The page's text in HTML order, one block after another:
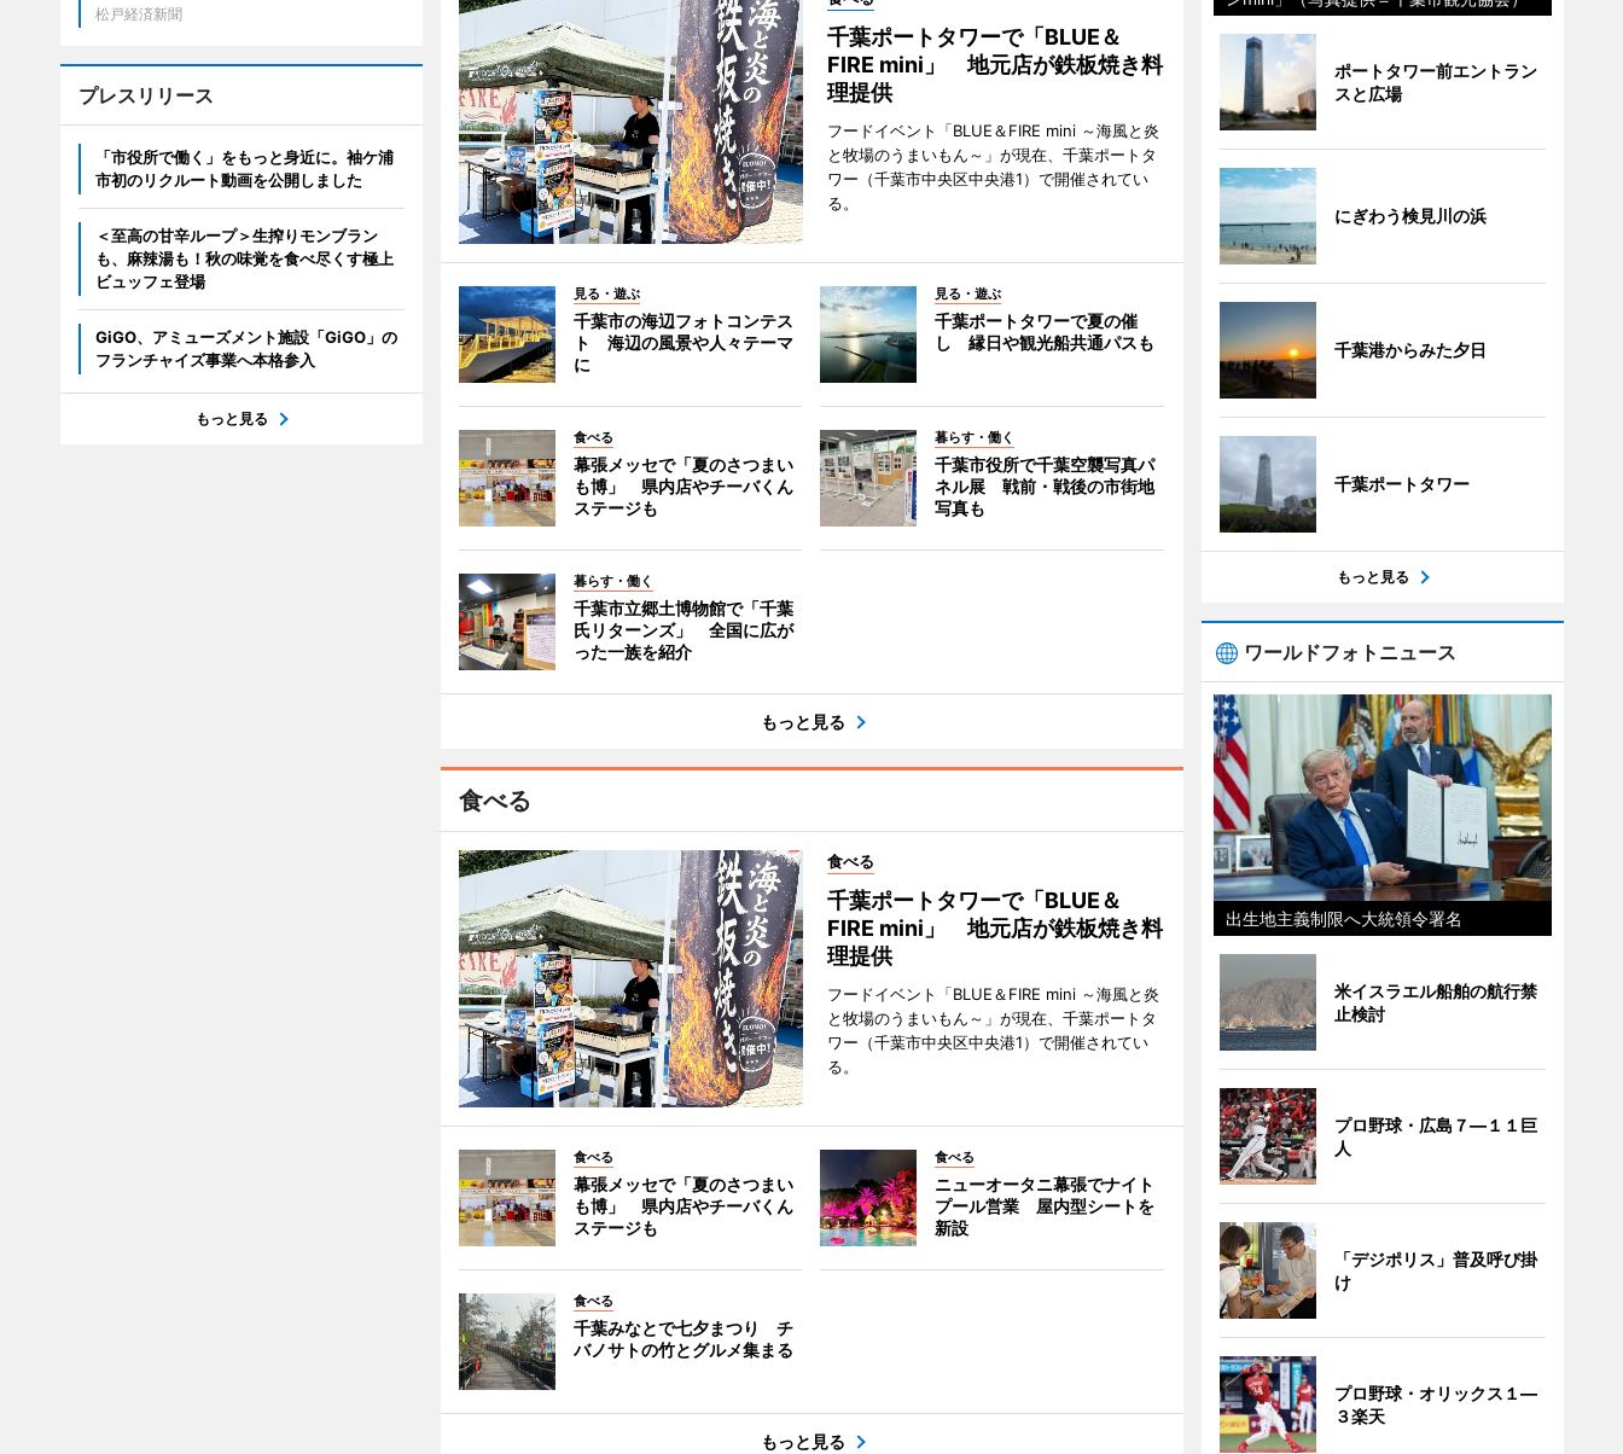
千葉ポートタワーで「BLUE＆
FIRE mini」 地元店が鉄板焼き料
理提供
フードイベント「BLUE＆FIRE mini ～海風と炎
と牧場のうまいもん～」が現在、千葉ポートタ
ワー（千葉市中央区中央港1）で開催されてい
る。
見る・遊ぶ
千葉市の海辺フォトコンテス
ト 海辺の風景や人々テーマ
に
見る・遊ぶ
千葉ポートタワーで夏の催
し 縁日や観光船共通パスも
食べる
幕張メッセで「夏のさつまい
も博」 県内店やチーバくん
ステージも
暮らす・働く
千葉市役所で千葉空襲写真パ
ネル展 戦前・戦後の市街地
写真も
暮らす・働く
千葉市立郷土博物館で「千葉
氏リターンズ」 全国に広が
った一族を紹介
もっと見る
食べる
食べる
千葉ポートタワーで「BLUE＆
FIRE mini」 地元店が鉄板焼き料
理提供
フードイベント「BLUE＆FIRE mini ～海風と炎
と牧場のうまいもん～」が現在、千葉ポートタ
ワー（千葉市中央区中央港1）で開催されてい
る。
食べる
幕張メッセで「夏のさつまい
も博」 県内店やチーバくん
ステージも
食べる
ニューオータニ幕張でナイト
プール営業 屋内型シートを
新設
食べる
千葉みなとで七夕まつり チ
バノサトの竹とグルメ集まる
もっと見る
松戸経済新聞
プレスリリース
「市役所で働く」をもっと身近に。袖ケ浦
市初のリクルート動画を公開しました
＜至高の甘辛ループ＞生搾りモンブラン
も、麻辣湯も！秋の味覚を食べ尽くす極上
ビュッフェ登場
GiGO、アミューズメント施設「GiGO」の
フランチャイズ事業へ本格参入
もっと見る
ポートタワー前エントラン
スと広場
にぎわう検見川の浜
千葉港からみた夕日
千葉ポートタワー
もっと見る
ワールドフォトニュース
出生地主義制限へ大統領令署名
米イスラエル船舶の航行禁
止検討
プロ野球・広島７―１１巨
人
「デジポリス」普及呼び掛
け
プロ野球・オリックス１―
３楽天